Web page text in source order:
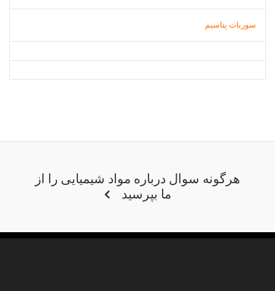
سوربات پتاسیم
هرگونه سوال درباره مواد شیمیایی را از
ما بپرسید